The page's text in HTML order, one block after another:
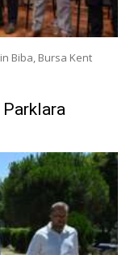
Biba, Bursa Kent
Parklara